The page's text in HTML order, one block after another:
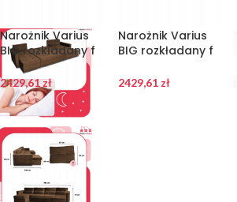
Narożnik Varius
BIG rozkładany f
spania pojemniki
Family meble
pudrowy róż
2429,61zł
Narożnik Varius
BIG rozkładany f
Family meble
2429,61zł